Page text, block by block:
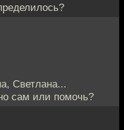
Светлана...
сам или помочь?